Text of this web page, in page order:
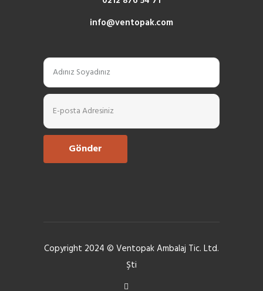
info@ventopak.com
Copyright 2024 © Ventopak Ambalaj Tic. Ltd.
Şti